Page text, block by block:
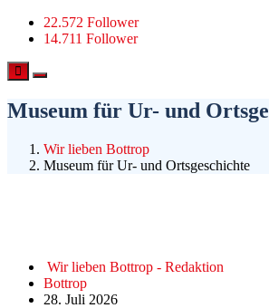
22.572 Follower
14.711 Follower
Museum für Ur- und
Wir lieben Bottrop
Museum für Ur- und Ortsgeschichte
Wir lieben Bottrop - Redaktion
Bottrop
28. Juli 2026